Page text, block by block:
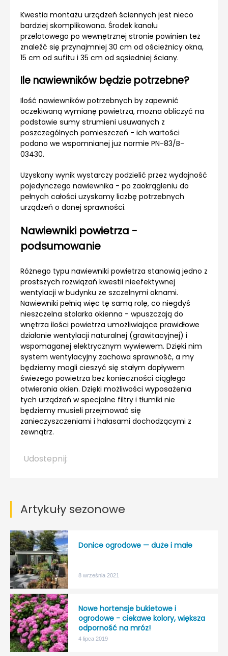
Kwestia montażu urządzeń ściennych jest nieco
bardziej skomplikowana. Środek kanału
przelotowego po wewnętrznej stronie powinien też
znaleźć się przynajmniej 30 cm od ościeżnicy okna,
15 cm od sufitu i 35 cm od sąsiedniej ściany.
Ile nawiewników będzie potrzebne?
Ilość nawiewników potrzebnych by zapewnić
oczekiwaną wymianę powietrza, można obliczyć na
podstawie sumy strumieni usuwanych z
poszczególnych pomieszczeń - ich wartości
podano we wspomnianej już normie PN-83/B-
03430.
Uzyskany wynik wystarczy podzielić przez wydajność
pojedynczego nawiewnika - po zaokrągleniu do
pełnych całości uzyskamy liczbę potrzebnych
urządzeń o danej sprawności.
Nawiewniki powietrza -
podsumowanie
Różnego typu nawiewniki powietrza stanowią jedno z
prostszych rozwiązań kwestii nieefektywnej
wentylacji w budynku ze szczelnymi oknami.
Nawiewniki pełnią więc tę samą rolę, co niegdyś
nieszczelna stolarka okienna - wpuszczają do
wnętrza ilości powietrza umożliwiające prawidłowe
działanie wentylacji naturalnej (grawitacyjnej) i
wspomaganej elektrycznym wywiewem. Dzięki nim
system wentylacyjny zachowa sprawność, a my
będziemy mogli cieszyć się stałym dopływem
świeżego powietrza bez konieczności ciągłego
otwierania okien. Dzięki możliwości wyposażenia
tych urządzeń w specjalne filtry i tłumiki nie
będziemy musieli przejmować się
zanieczyszczeniami i hałasami dochodzącymi z
zewnątrz.
Udostepnij:
Artykuły sezonowe
Donice ogrodowe — duże i małe
8 września 2021
Nowe hortensje bukietowe i
ogrodowe - ciekawe kolory, większa
odporność na mróz!
4 lipca 2019